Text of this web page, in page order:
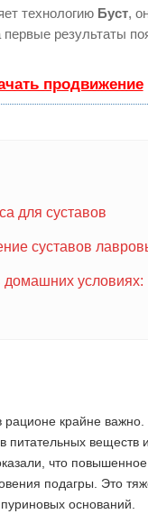
технологию Буст,
первые результаты
продвижение
для суставов
суставов
домашних
рационе крайне
питательных веществ
что
подагры. Это
оснований.